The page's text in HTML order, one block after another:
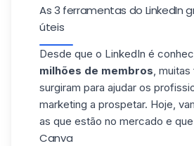
As 3 ferramentas do LinkedIn
úteis
Desde que o LinkedIn é
milhões de membros,
surgiram para ajudar os
marketing a prospetar. Hoje,
as que estão no mercado e
Canva